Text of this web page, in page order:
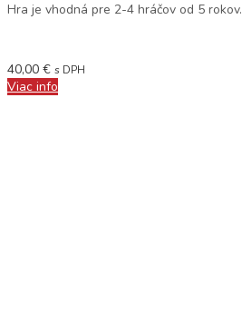
Hra je vhodná pre 2-4 hráčov od 5 rokov.
40,00 € s DPH
Viac info